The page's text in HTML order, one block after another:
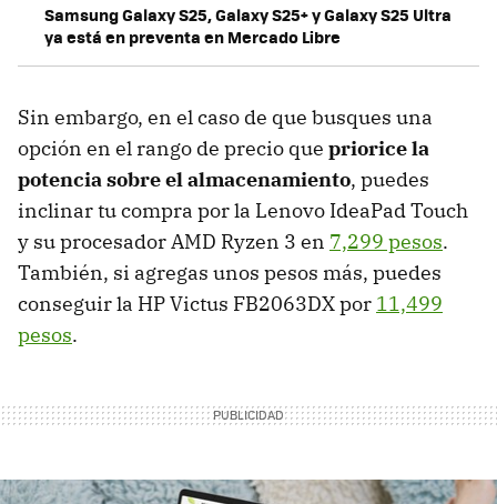
Samsung Galaxy S25, Galaxy S25+ y Galaxy S25 Ultra
ya está en preventa en Mercado Libre
Sin embargo, en el caso de que busques una
opción en el rango de precio que priorice la
potencia sobre el almacenamiento, puedes
inclinar tu compra por la Lenovo IdeaPad Touch
y su procesador AMD Ryzen 3 en 7,299 pesos.
También, si agregas unos pesos más, puedes
conseguir la HP Victus FB2063DX por 11,499
pesos.